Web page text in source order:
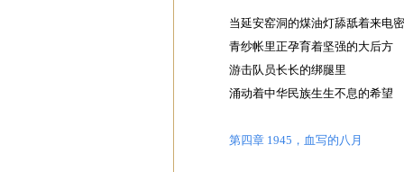
当延安窑洞的煤油灯舔舐着来电
青纱帐里正孕育着坚强的大后方
游击队员长长的绑腿里
涌动着中华民族生生不息的希望
第四章 1945，血写的八月